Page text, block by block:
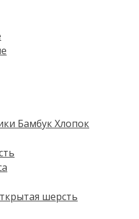
Бамбук Хлопок
шерсть